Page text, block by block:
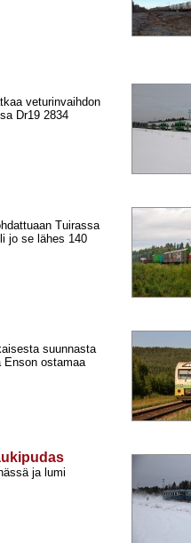
veturinvaihdon
Dr19 2834
Tuirassa
jo se lähes 140
suunnasta
Enson ostamaa
ja lumi